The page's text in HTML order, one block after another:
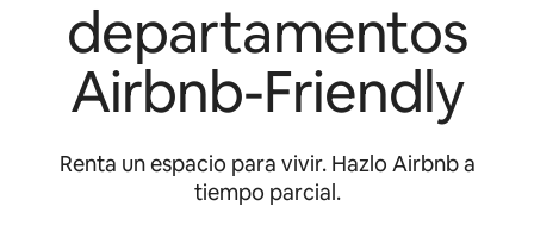
departamentos
Airbnb-Friendly
Renta un espacio para vivir. Hazlo Airbnb a
tiempo parcial.